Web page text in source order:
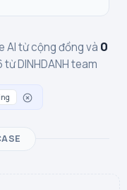
AI từ cộng đồng và 0
DINHDANH team